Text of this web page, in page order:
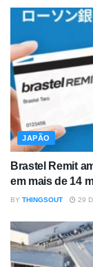
JAPÃO
Brastel Remit
em mais de 14
BY THINGSOUT 29